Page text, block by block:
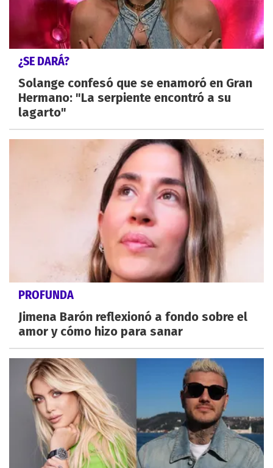
¿SE DARÁ?
Solange confesó que se enamoró en Gran
Hermano: "La serpiente encontró a su
lagarto"
PROFUNDA
Jimena Barón reflexionó a fondo sobre el
amor y cómo hizo para sanar